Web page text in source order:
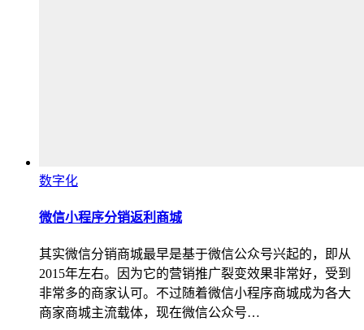
数字化
微信小程序分销返利商城
其实微信分销商城最早是基于微信公众号兴起的，即从
2015年左右。因为它的营销推广裂变效果非常好，受到
非常多的商家认可。不过随着微信小程序商城成为各大
商家商城主流载体，现在微信公众号…